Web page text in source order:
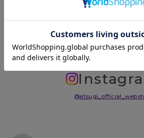
洗濯表示について よくあ